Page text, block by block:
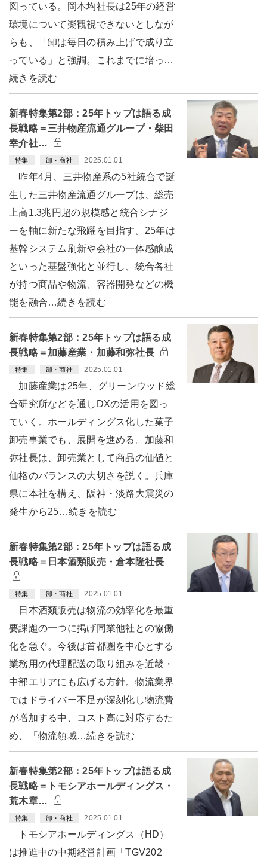
図っている。岡本均社長は25年の経営
環境について楽観視できないとしなが
らも、「卸は毎日の積み上げで成り立
っている」と強調。これまでに培っ…
続きを読む
新春特集第2部：25年トップは語る成
長戦略＝三井物産流通グループ・柴田
幸介社…
特集 卸・商社 2025.01.01
昨年4月、三井物産系の5社統合で誕
生した三井物産流通グループは、総売
上高1.3兆円超の規模感と統合シナジ
ーを軸に新たな飛躍を目指す。25年は
基幹システム刷新や会社の一体感醸成
といった基盤強化と並行し、統合各社
が持つ商品や物流、容器開発などの機
能を融合…続きを読む
新春特集第2部：25年トップは語る成
長戦略＝加藤産業・加藤和弥社長
特集 卸・商社 2025.01.01
加藤産業は25年、グリーンウッド総
合研究所などを通しDXの活用を図っ
ていく。ホールディングス化した菓子
卸売事業でも、展開を進める。加藤和
弥社長は、卸売業として商品の価値と
価格のバランスの大切さを説く。兵庫
県に本社を構え、阪神・淡路大震災の
発生から25…続きを読む
新春特集第2部：25年トップは語る成
長戦略＝日本酒類販売・倉本隆社長
特集 卸・商社 2025.01.01
日本酒類販売は物流の効率化を最重
要課題の一つに掲げ同業他社との協働
化を急ぐ。今後は首都圏を中心とする
業務用の代理配送の取り組みを近畿・
中部エリアにも広げる方針。物流業界
ではドライバー不足が深刻化し物流費
が増加する中、コスト高に対応するた
め、「物流領域…続きを読む
新春特集第2部：25年トップは語る成
長戦略＝トモシアホールディングス・
荒木章…
特集 卸・商社 2025.01.01
トモシアホールディングス（HD）
は推進中の中期経営計画「TGV202